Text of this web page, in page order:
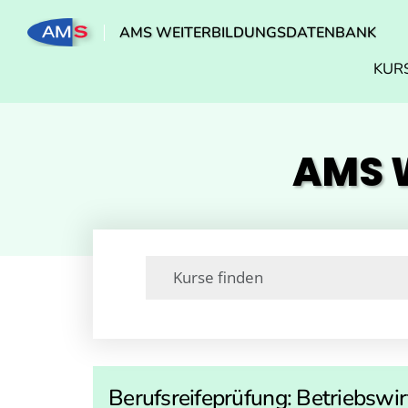
AMS WEITERBILDUNGSDATENBANK
AMS
Berufsreifeprüfung: